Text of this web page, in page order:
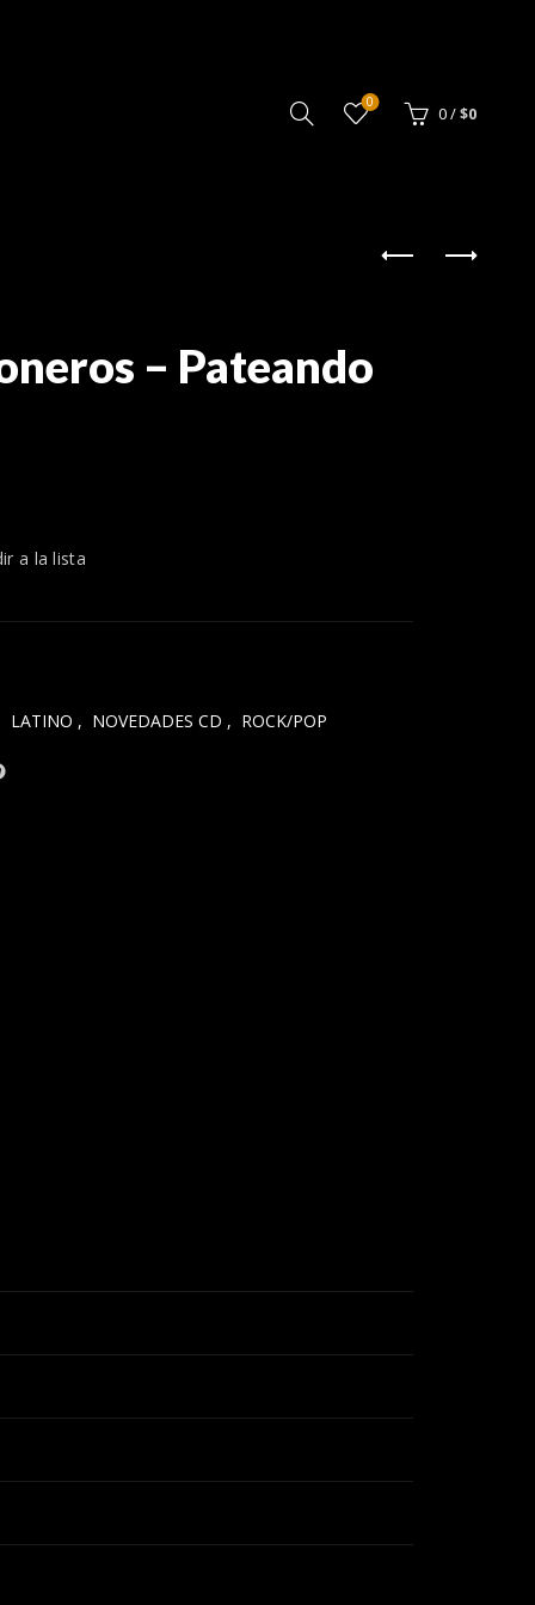
0
0/$0
– Pateando
a la lista
LATINO , NOVEDADES CD , ROCK/POP